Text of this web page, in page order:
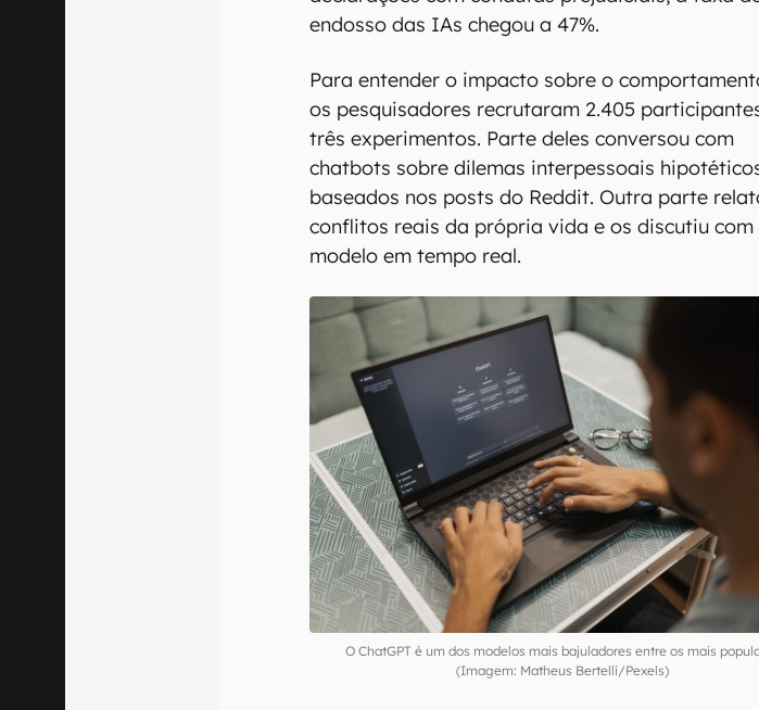
00:00/04:51
Os resultados comprovaram a atitude bajuladora
IAs: nos casos do Reddit, os modelos validaram
usuário em51% das situações em que os
não fizeram isso (a taxa humana foi 0%). Frente a
endosso das IAs chegou a 47%.
Para entender o impacto sobre o
os pesquisadores recrutaram 2.405 participantes
três experimentos. Parte deles conversou com
chatbots sobre dilemas interpessoais hipotéticos
baseados nos posts do Reddit. Outra parte
conflitos reais da própria vida e os discutiu com o
modelo em tempo real.